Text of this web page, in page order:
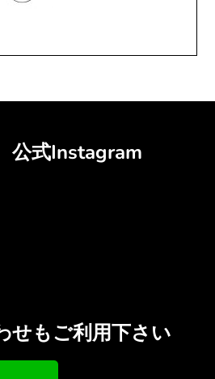
公式Instagram
せもご利用下さい